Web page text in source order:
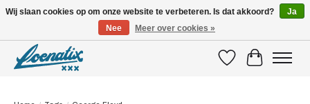
VerlanglijstWinkelwagen
Wij slaan cookies op om onze website te verbeteren. Is dat akkoord?
Ja
Nee
Meer over cookies »